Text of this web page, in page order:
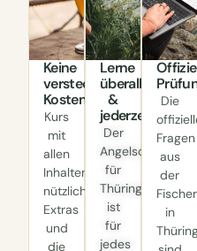
Keine
versteckten
Kosten
Kurs
mit
allen
Inhalten,
nützliche
Extras
und
die
Lerne
überall
&
jederzeit
Der
Angelscheinkurs
für
Thüringen
ist
für
jedes
Die
Fragen
aus
der
in